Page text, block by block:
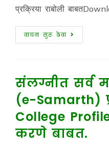
प्रक्रिया राबोली
वाचन सुरू ठेवा
संलग्नीत सर्व
(e-Samarth)
College
करणे बाबत.